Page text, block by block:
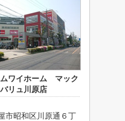
ワイホーム マック
リュ川原店
市昭和区川原通６丁